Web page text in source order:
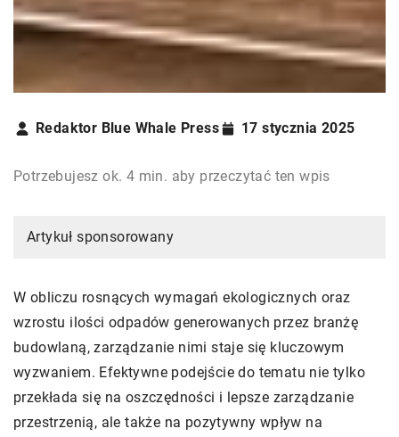
Redaktor Blue Whale Press 17 stycznia 2025
Potrzebujesz ok. 4 min. aby przeczytać ten wpis
Artykuł sponsorowany
W obliczu rosnących wymagań ekologicznych oraz
wzrostu ilości odpadów generowanych przez branżę
budowlaną, zarządzanie nimi staje się kluczowym
wyzwaniem. Efektywne podejście do tematu nie tylko
przekłada się na oszczędności i lepsze zarządzanie
przestrzenią, ale także na pozytywny wpływ na